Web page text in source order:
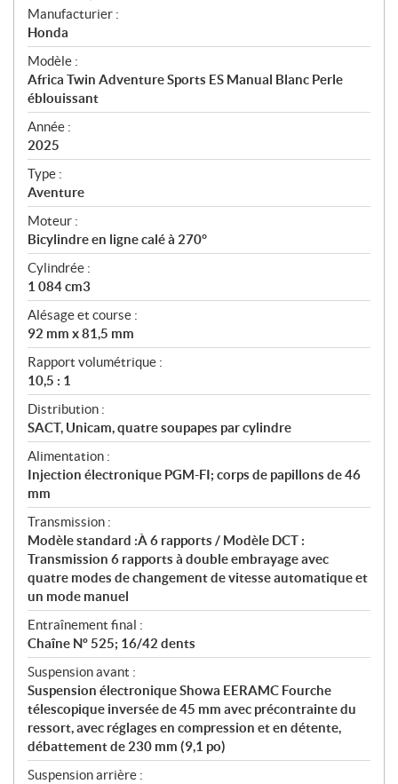
S
p
é
c
i
f
i
c
a
t
i
o
n
s
Manufacturier :
Honda
Modèle :
Africa Twin Adventure Sports ES Manual Blanc Perle
éblouissant
Année :
2025
Type :
Aventure
Moteur :
Bicylindre en ligne calé à 270°
Cylindrée :
1 084 cm3
Alésage et course :
92 mm x 81,5 mm
Rapport volumétrique :
10,5 : 1
Distribution :
SACT, Unicam, quatre soupapes par cylindre
Alimentation :
Injection électronique PGM-FI; corps de papillons de 46
mm
Transmission :
Modèle standard :À 6 rapports / Modèle DCT :
Transmission 6 rapports à double embrayage avec
quatre modes de changement de vitesse automatique et
un mode manuel
Entraînement final :
Chaîne Nº 525; 16/42 dents
Suspension avant :
Suspension électronique Showa EERAMC Fourche
télescopique inversée de 45 mm avec précontrainte du
ressort, avec réglages en compression et en détente,
débattement de 230 mm (9,1 po)
Suspension arrière :